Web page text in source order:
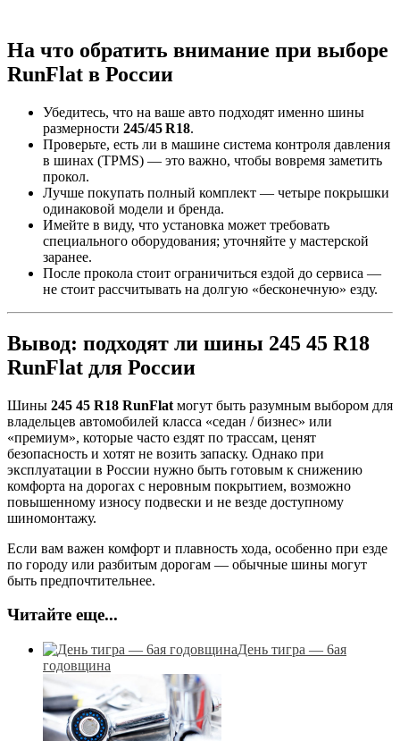
На что обратить внимание при выборе
RunFlat в России
Убедитесь, что на ваше авто подходят именно шины
размерности 245/45 R18.
Проверьте, есть ли в машине система контроля давления
в шинах (TPMS) — это важно, чтобы вовремя заметить
прокол.
Лучше покупать полный комплект — четыре покрышки
одинаковой модели и бренда.
Имейте в виду, что установка может требовать
специального оборудования; уточняйте у мастерской
заранее.
После прокола стоит ограничиться ездой до сервиса —
не стоит рассчитывать на долгую «бесконечную» езду.
Вывод: подходят ли шины 245 45 R18
RunFlat для России
Шины 245 45 R18 RunFlat могут быть разумным выбором для
владельцев автомобилей класса «седан / бизнес» или
«премиум», которые часто ездят по трассам, ценят
безопасность и хотят не возить запаску. Однако при
эксплуатации в России нужно быть готовым к снижению
комфорта на дорогах с неровным покрытием, возможно
повышенному износу подвески и не везде доступному
шиномонтажу.
Если вам важен комфорт и плавность хода, особенно при езде
по городу или разбитым дорогам — обычные шины могут
быть предпочтительнее.
Читайте еще...
День тигра — 6ая
годовщина